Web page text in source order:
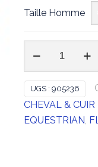
Taille Homme
FLAGS
&
CUP
-
UGS : 905236
CHEVAL & CUIR
EQUESTRIAN,